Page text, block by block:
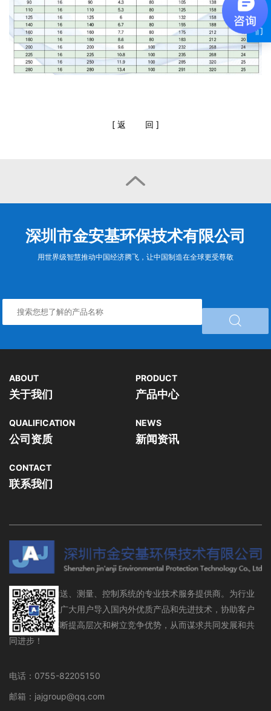
[ 返 回 ]

深圳市金安基环保技术有限公司
用世界级智慧推动中国经济腾飞，让中国制造在全球更受尊敬

ABOUT
关于我们
PRODUCT
产品中心
QUALIFICATION
公司资质
NEWS
新闻资讯
CONTACT
联系我们
流体存储、输送、测量、控制系统的专业技术服务提供商。为行业
设备制造商及广大用户导入国内外优质产品和先进技术，协助客户
在行业领域不断提高层次和树立竞争优势，从而谋求共同发展和共
同进步！
电话：0755-82205150
邮箱：jajgroup@qq.com
我
们